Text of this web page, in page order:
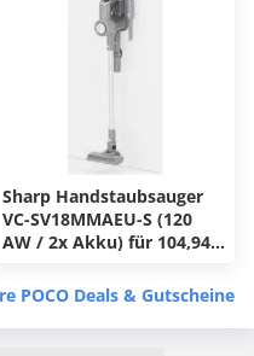
Sharp Handstaubsauger
VC-SV18MMAEU-S (120
AW / 2x Akku) für 104,94€
POCO Deals & Gutscheine